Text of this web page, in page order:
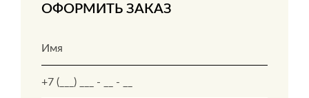
ОФОРМИТЬ ЗАКАЗ